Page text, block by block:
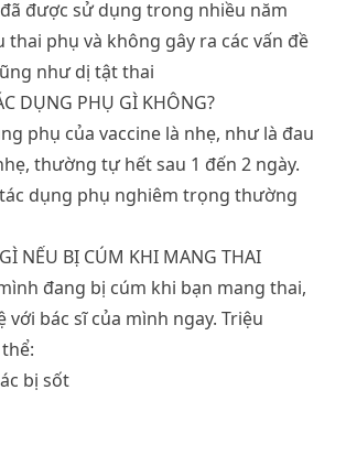
được sử dụng trong nhiều năm
phụ và không gây ra các vấn đề
như dị tật thai
DỤNG PHỤ GÌ KHÔNG?
phụ của vaccine là nhẹ, như là đau
thường tự hết sau 1 đến 2 ngày.
dụng phụ nghiêm trọng thường
NẾU BỊ CÚM KHI MANG THAI
đang bị cúm khi bạn mang thai,
với bác sĩ của mình ngay. Triệu
bị sốt